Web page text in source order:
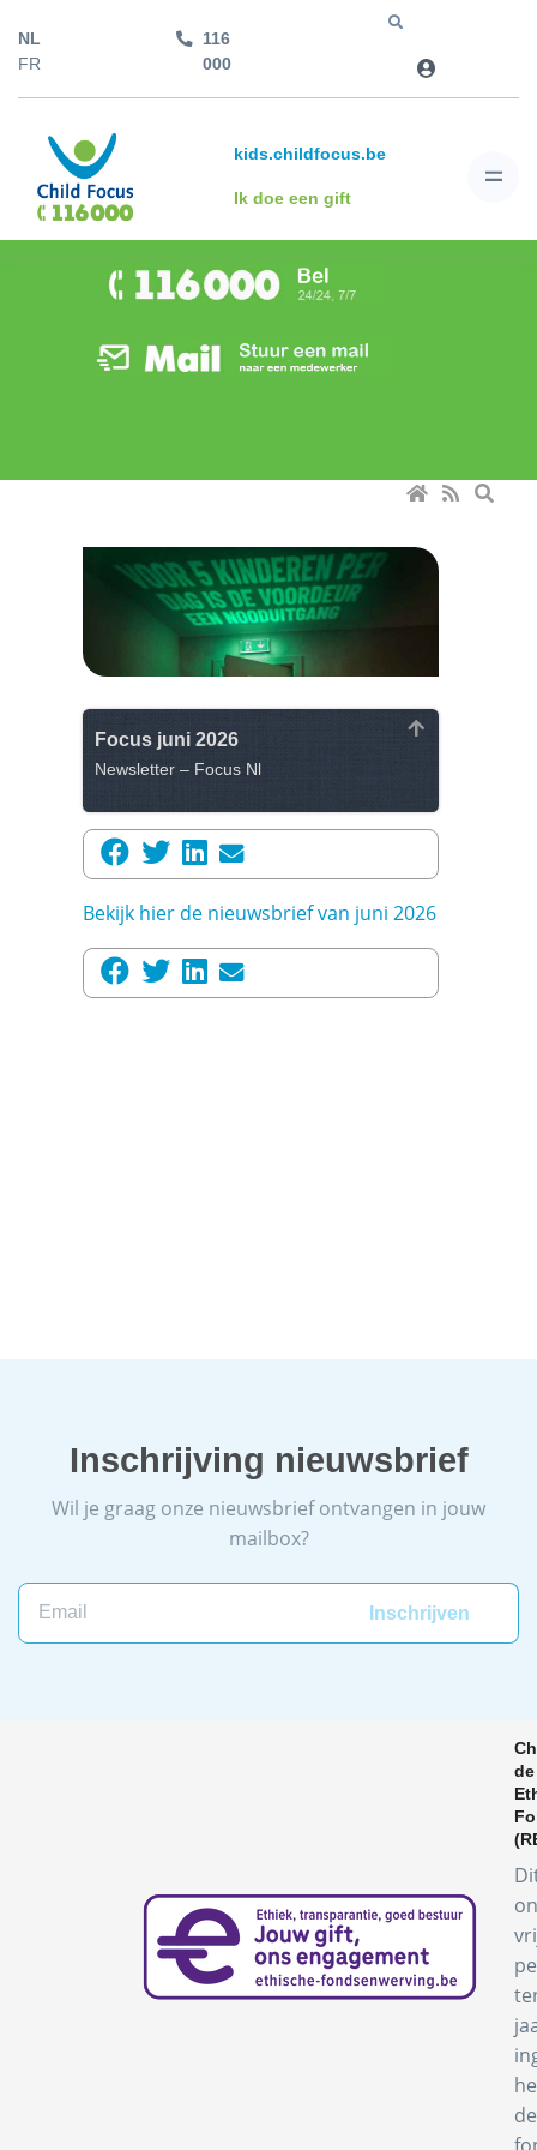
NL
FR
116
000
kids.childfocus.be
Ik doe een gift
Focus juni 2026
Newsletter – Focus Nl
Bekijk hier de nieuwsbrief van juni 2026
Inschrijving nieuwsbrief
Wil je graag onze nieuwsbrief ontvangen in jouw
mailbox?